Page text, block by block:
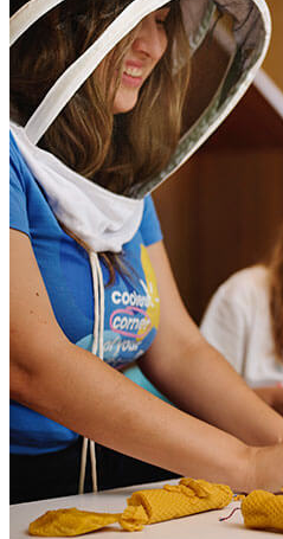
Náš plne vybavený klub Maro je
vzrušujúcimi hrami, kreatívnymi
podporujú učenie hrou.
Maro Club – celodenná
vonkajších herniach pre deti
tvorivým a vzdelávacím
vzrušujúce hry, tvorivé
učenie formou hry
programy pod dohľadom
večer
služba stráženia detí (za